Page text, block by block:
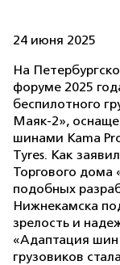
24 июня 2025
На
форуме 2025
беспилотного
Маяк-2»,
шинами Kama
Tyres. Как
Торгового дома
подобных
Нижнекамска
зрелость и
«Адаптация шин
грузовиков